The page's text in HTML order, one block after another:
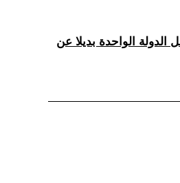
الدولة الواحدة بديلا عن